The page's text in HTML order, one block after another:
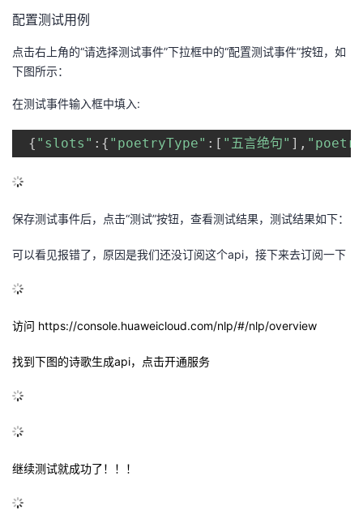
配置测试用例
点击右上角的“请选择测试事件”下拉框中的“配置测试事件”按钮，如
下图所示：
在测试事件输入框中填入:
{ "slots" : { "poetryType" : [ "五言绝句" ] ,
保存测试事件后，点击“测试”按钮，查看测试结果，测试结果如下：
可以看见报错了，原因是我们还没订阅这个api，接下来去订阅一下
访问 https://console.huaweicloud.com/nlp/#/nlp/overview
找到下图的诗歌生成api，点击开通服务
继续测试就成功了！！！